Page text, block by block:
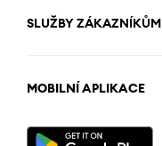
SLUŽBY ZÁKAZNÍKŮM
MOBILNÍ APLIKACE